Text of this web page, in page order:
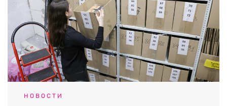
НОВОСТИ